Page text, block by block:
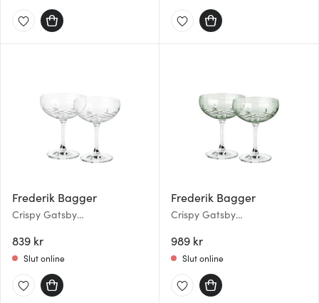
Frederik Bagger
Crispy Gatsby
Klar
839 kr
Slut online
Frederik Bagger
Crispy Gatsby
Emerald
989 kr
Slut online